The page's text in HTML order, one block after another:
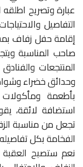
عبارة وتصريح
التفاصيل
إقامة حفل زفاف
صاحب المناسبة
المنتجعات
وحدائق خضراء
بأطعمة ومأكولات
استضافة لائقة،
تجعل من مناسبة
الفخامة بكل
نعم ستصبح